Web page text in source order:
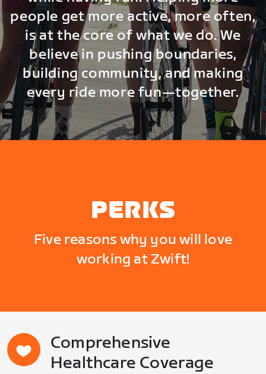
people get more active, more often,
is at the core of what we do. We
believe in pushing boundaries,
building community, and making
every ride more fun—together.
PERKS
Five reasons why you will love
working at Zwift!
Comprehensive
Healthcare Coverage